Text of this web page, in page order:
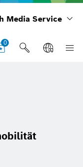
Media Service
0